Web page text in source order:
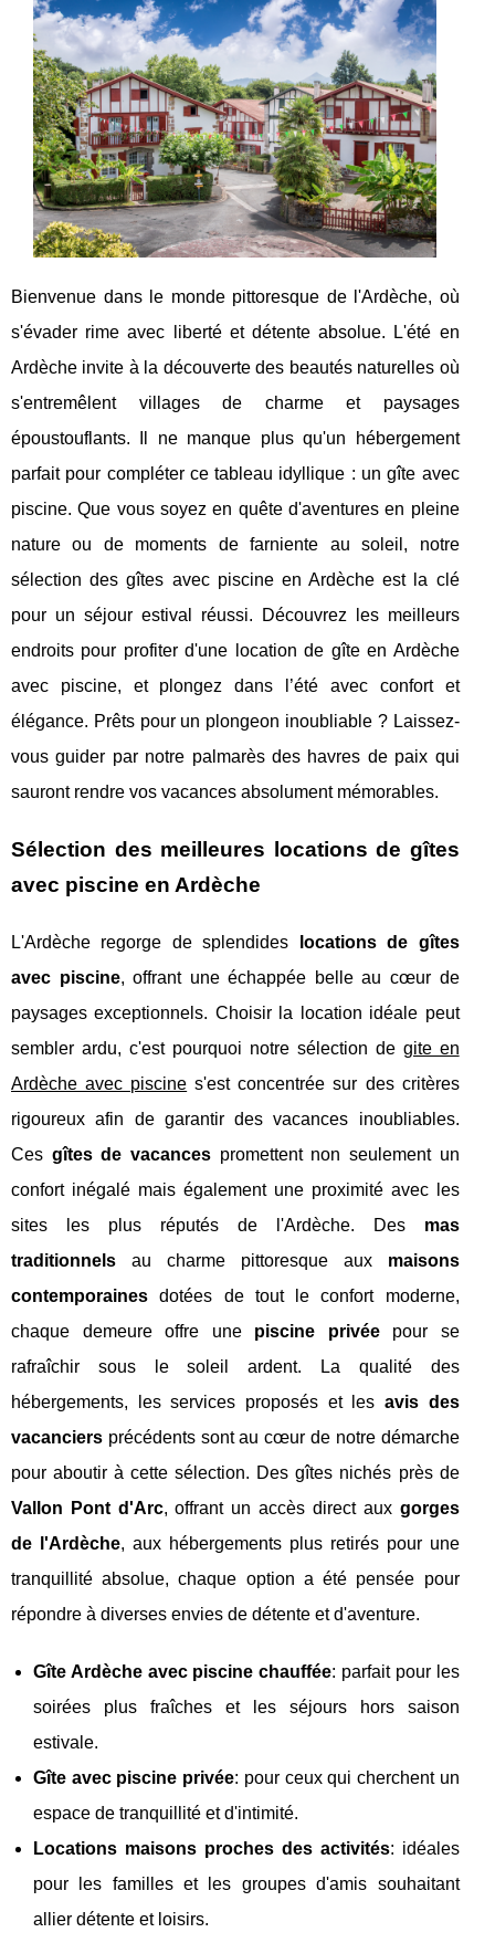
Bienvenue dans le monde pittoresque de l'Ardèche, où
s'évader rime avec liberté et détente absolue. L'été en
Ardèche invite à la découverte des beautés naturelles où
s'entremêlent villages de charme et paysages
époustouflants. Il ne manque plus qu'un hébergement
parfait pour compléter ce tableau idyllique : un gîte avec
piscine. Que vous soyez en quête d'aventures en pleine
nature ou de moments de farniente au soleil, notre
sélection des gîtes avec piscine en Ardèche est la clé
pour un séjour estival réussi. Découvrez les meilleurs
endroits pour profiter d'une location de gîte en Ardèche
avec piscine, et plongez dans l’été avec confort et
élégance. Prêts pour un plongeon inoubliable ? Laissez-
vous guider par notre palmarès des havres de paix qui
sauront rendre vos vacances absolument mémorables.
Sélection des meilleures locations de gîtes
avec piscine en Ardèche
L'Ardèche regorge de splendides
locations de gîtes
avec piscine, offrant une échappée belle au cœur de
paysages exceptionnels. Choisir la location idéale peut
sembler ardu, c'est pourquoi notre sélection de gite en
Ardèche avec piscine s'est concentrée sur des critères
rigoureux afin de garantir des vacances inoubliables.
Ces gîtes de vacancespromettent non seulement un
confort inégalé mais également une proximité avec les
sites les plus réputés de l'Ardèche. Des mas
traditionnels au charme pittoresque aux maisons
contemporaines dotées de tout le confort moderne,
chaque demeure offre une piscine privéepour se
rafraîchir sous le soleil ardent. La qualité des
hébergements, les services proposés et les avis des
vacanciers précédents sont au cœur de notre démarche
pour aboutir à cette sélection. Des gîtes nichés près de
Vallon Pont d'Arc, offrant un accès direct aux gorges
de l'Ardèche, aux hébergements plus retirés pour une
tranquillité absolue, chaque option a été pensée pour
répondre à diverses envies de détente et d'aventure.
Gîte Ardèche avec piscine chauffée: parfait pour les
soirées plus fraîches et les séjours hors saison
estivale.
Gîte avec piscine privée: pour ceux qui cherchent un
espace de tranquillité et d'intimité.
Locations maisons proches des activités: idéales
pour les familles et les groupes d'amis souhaitant
allier détente et loisirs.